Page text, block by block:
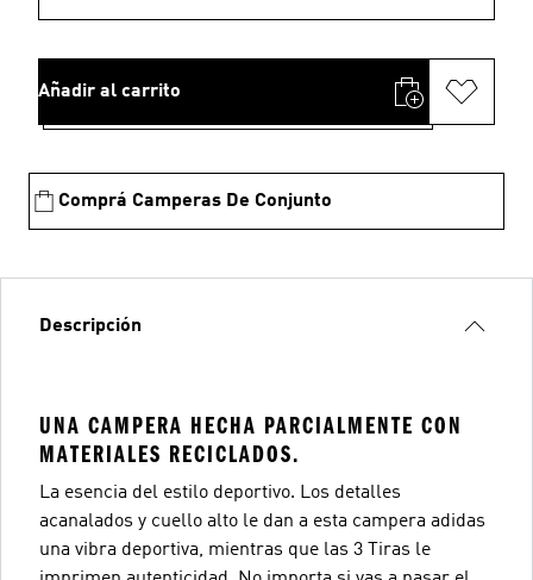
Añadir al carrito
Comprá Camperas De Conjunto
Descripción
UNA CAMPERA HECHA PARCIALMENTE CON
MATERIALES RECICLADOS.
La esencia del estilo deportivo. Los detalles
acanalados y cuello alto le dan a esta campera adidas
una vibra deportiva, mientras que las 3 Tiras le